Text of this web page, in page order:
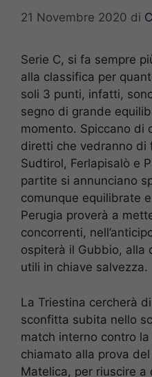
21 Novembre 2020 di
Serie C, si fa sempre
alla classifica per
soli 3 punti, infatti,
segno di grande
momento. Spiccano di
diretti che vedranno di
Sudtirol, Ferlapisalò e
partite si annunciano
comunque equilibrate
Perugia proverà a
concorrenti,
ospiterà il Gubbio, alla
utili in chiave salvezza.
La Triestina cercherà
sconfitta subita nello
match interno contro la
chiamato alla prova
Matelica, per riuscire